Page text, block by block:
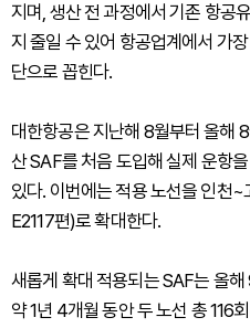
지며, 생산 전 과정에서 기존 항공
지 줄일 수 있어 항공업계에서 가
단으로 꼽힌다.
대한항공은 지난해 8월부터 올해
산 SAF를 처음 도입해 실제 운항
있다. 이번에는 적용 노선을 인천
E2117편)로 확대한다.
새롭게 확대 적용되는 SAF는 올해
약 1년 4개월 동안 두 노선 총 116